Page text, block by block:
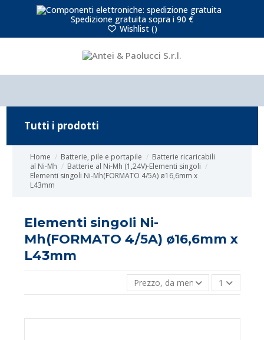
Spedizione gratuita sopra i 90 €
Wishlist ()
Home Batterie, pile e portapile
Batterie ricaricabili
al Ni-Mh
Batterie al Ni-Mh (1,24V)-Elementi singoli
Elementi singoli Ni-Mh(FORMATO 4/5A) ø16,6mm x
L43mm
Elementi singoli Ni-
Mh(FORMATO 4/5A) ø16,6mm x
L43mm
Prezzo, da meno caro a più caro
1
Tutti i prodotti